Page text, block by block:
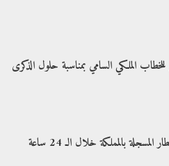
الملكي السامي بمناسبة حلول الذكرى
مقاييس الأمطار المسجلة بالمملكة خلال الـ 24 ساعة